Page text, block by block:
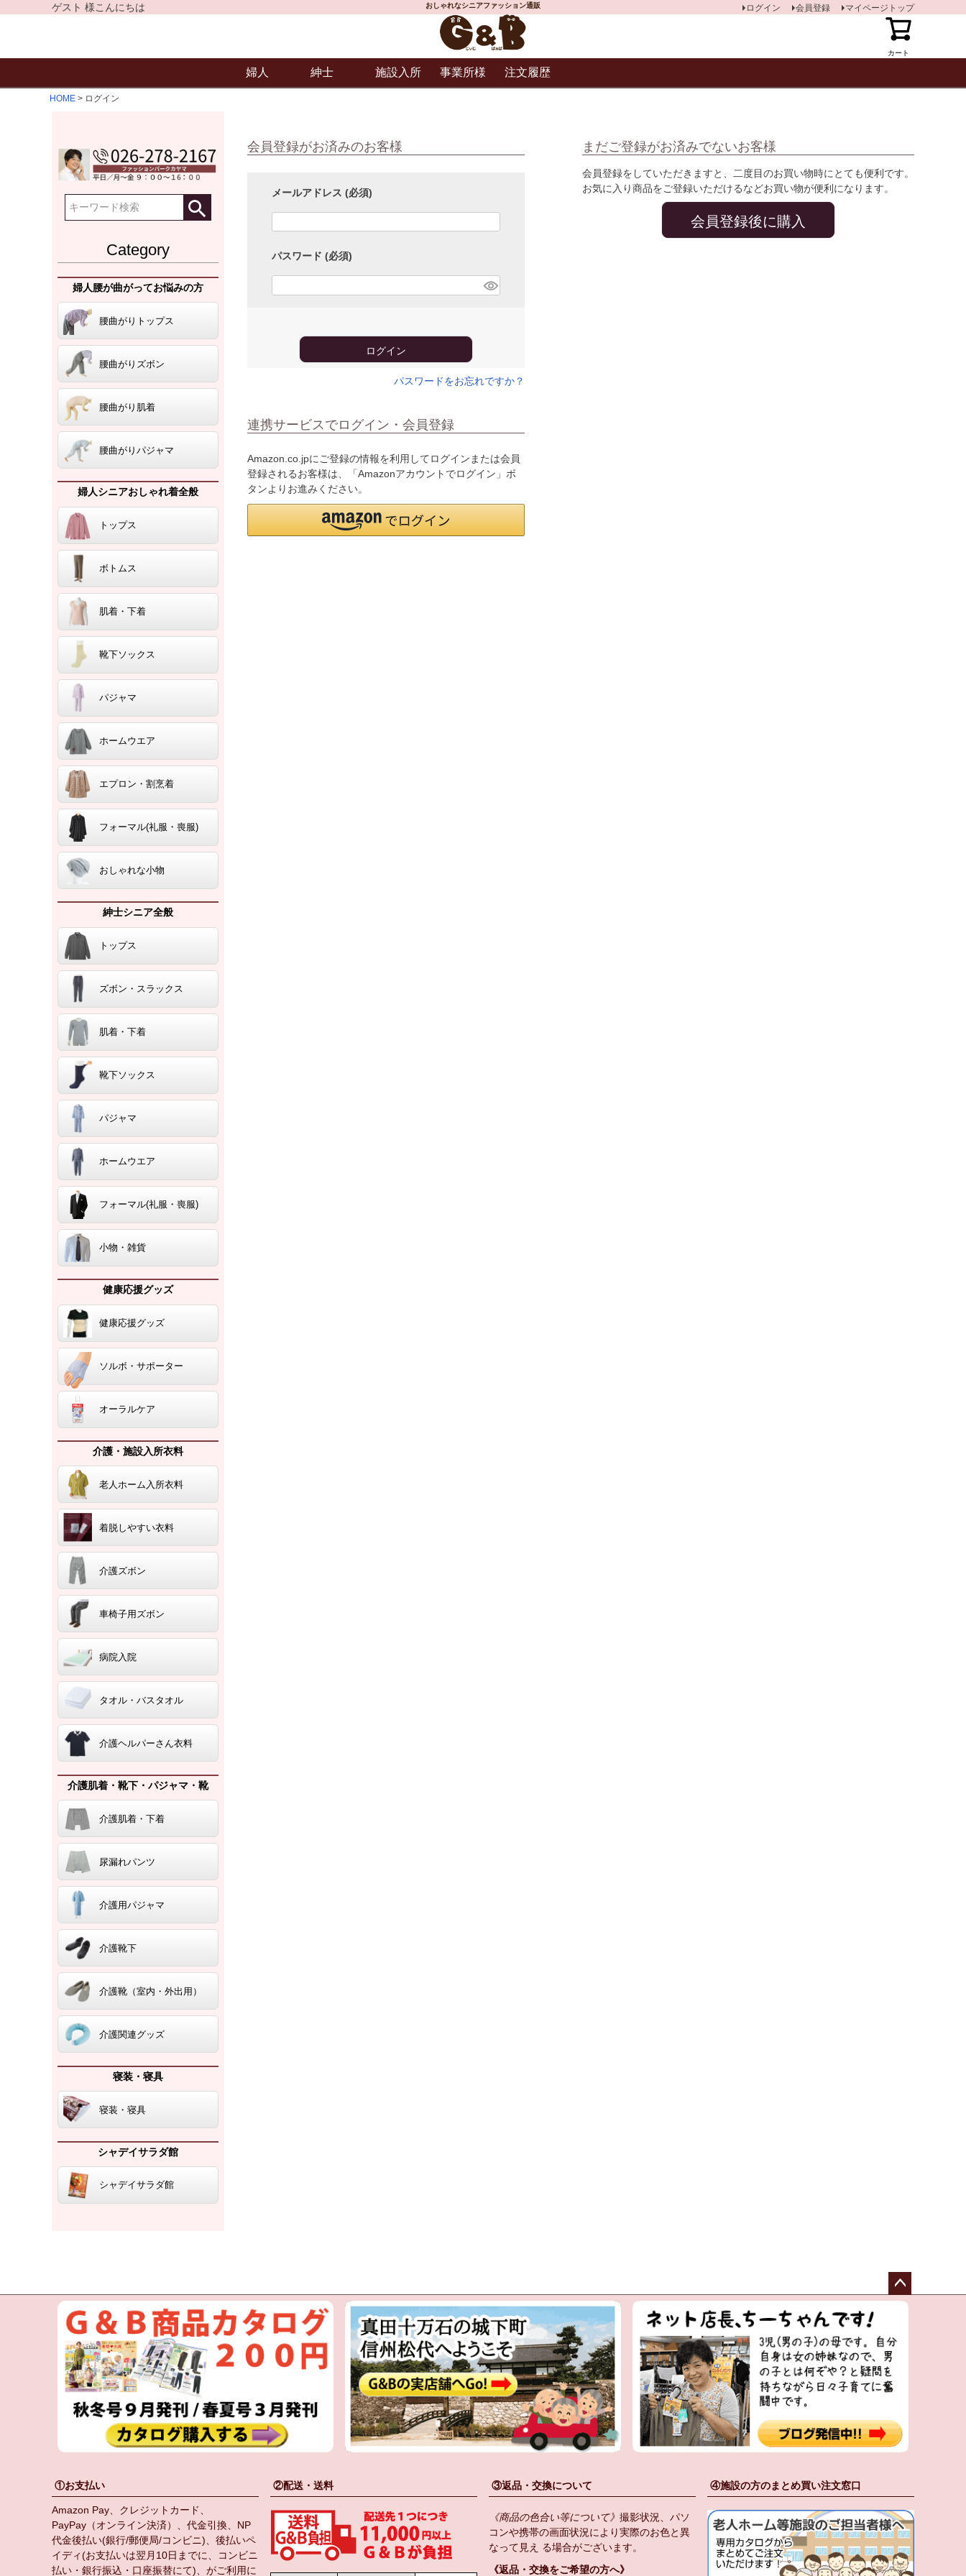
ゲスト 様こんにちは おしゃれなシニアファッション通販
カート
ログイン 会員登録 マイページトップ
婦人 紳士 施設入所 事業所様 注文履歴
HOME ログイン
Category
婦人腰が曲がってお悩みの方
腰曲がりトップス
腰曲がりズボン
腰曲がり肌着
腰曲がりパジャマ
婦人シニアおしゃれ着全般
トップス
ボトムス
肌着・下着
靴下ソックス
パジャマ
ホームウエア
エプロン・割烹着
フォーマル(礼服・喪服)
おしゃれな小物
紳士シニア全般
トップス
ズボン・スラックス
肌着・下着
靴下ソックス
パジャマ
ホームウエア
フォーマル(礼服・喪服)
小物・雑貨
健康応援グッズ
健康応援グッズ
ソルボ・サポーター
オーラルケア
介護・施設入所衣料
老人ホーム入所衣料
着脱しやすい衣料
介護ズボン
車椅子用ズボン
病院入院
タオル・バスタオル
介護ヘルパーさん衣料
介護肌着・靴下・パジャマ・靴
介護肌着・下着
尿漏れパンツ
介護用パジャマ
介護靴下
介護靴（室内・外出用）
介護関連グッズ
寝装・寝具
寝装・寝具
シャデイサラダ館
シャデイサラダ館
会員登録がお済みのお客様
メールアドレス (必須)
パスワード (必須)
ログイン
パスワードをお忘れですか？
連携サービスでログイン・会員登録
Amazon.co.jpにご登録の情報を利用してログインまたは会員
登録されるお客様は、「Amazonアカウントでログイン」ボ
タンよりお進みください。
まだご登録がお済みでないお客様
会員登録をしていただきますと、二度目のお買い物時にとても便利です。
お気に入り商品をご登録いただけるなどお買い物が便利になります。
会員登録後に購入
ペー
へ
①お支払い
Amazon Pay、クレジットカード、
PayPay（オンライン決済）、代金引換、NP
代金後払い(銀行/郵便局/コンビニ)、後払いペ
イディ(お支払いは翌月10日までに、コンビニ
払い・銀行振込・口座振替にて)、がご利用に
②配送・送料 ③返品・交換について
《商品の色合い等について》 撮影状況、パソ
コンや携帯の画面状況により実際のお色と異
なって見え る場合がございます。
《返品・交換をご希望の方へ》
④施設の方のまとめ買い注文窓口